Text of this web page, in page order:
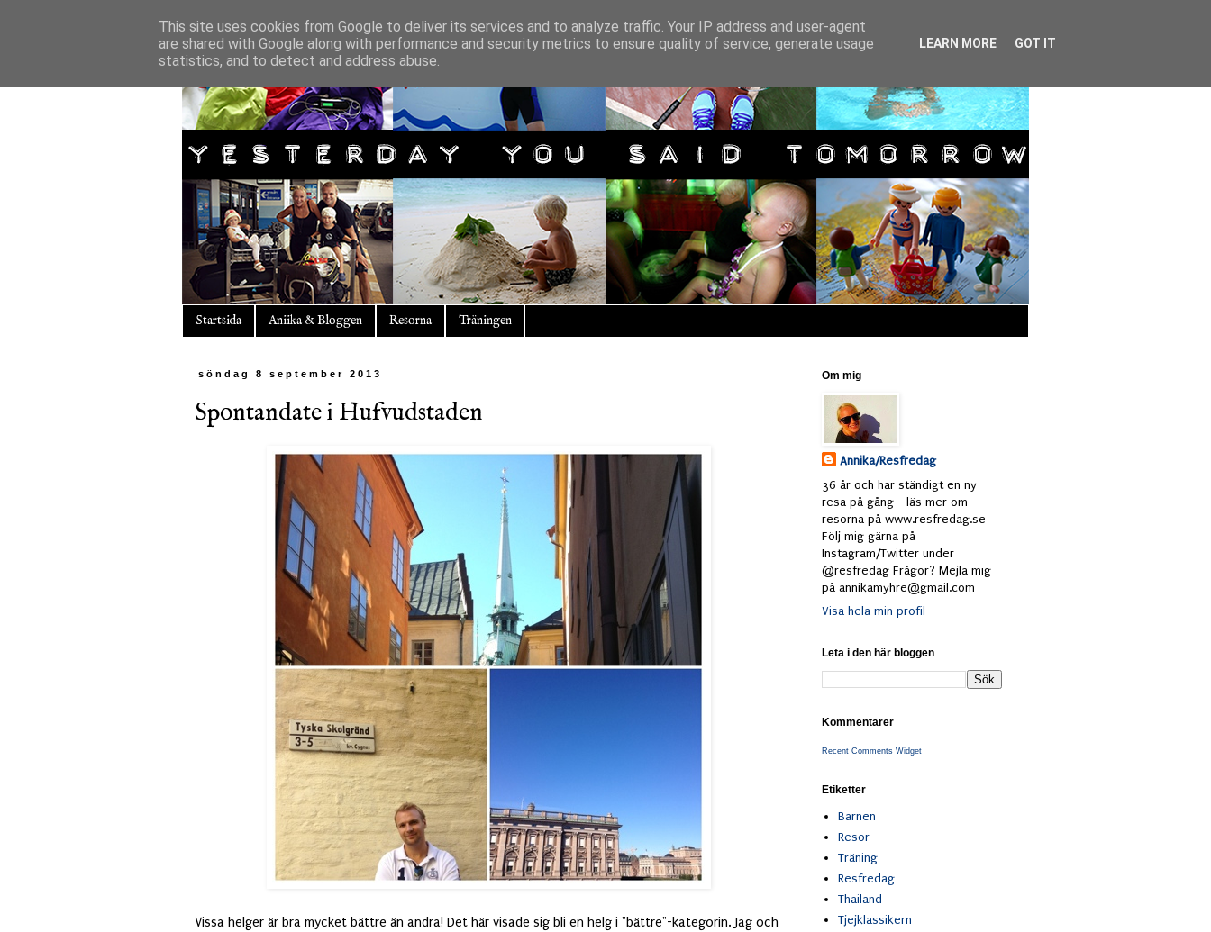
Startsida Aniika & Bloggen Resorna Träningen
söndag 8 september 2013
Spontandate i Hufvudstaden
Vissa helger är bra mycket bättre än andra! Det här visade sig bli en helg i "bättre"-kategorin. Jag och
Om mig
Annika/Resfredag
36 år och har ständigt en ny
resa på gång - läs mer om
resorna på www.resfredag.se
Följ mig gärna på
Instagram/Twitter under
@resfredag Frågor? Mejla mig
på annikamyhre@gmail.com
Visa hela min profil
Leta i den här bloggen
Kommentarer
Recent Comments Widget
Etiketter
Barnen
Resor
Träning
Resfredag
Thailand
Tjejklassikern
This site uses cookies from Google to deliver its services and to analyze traffic. Your IP address and user-agent
are shared with Google along with performance and security metrics to ensure quality of service, generate usage
statistics, and to detect and address abuse.
LEARN MORE GOT IT